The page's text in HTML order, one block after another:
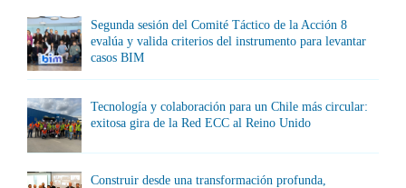
Segunda sesión del Comité Táctico de la Acción 8
evalúa y valida criterios del instrumento para levantar
casos BIM
Tecnología y colaboración para un Chile más circular:
exitosa gira de la Red ECC al Reino Unido
Construir desde una transformación profunda,